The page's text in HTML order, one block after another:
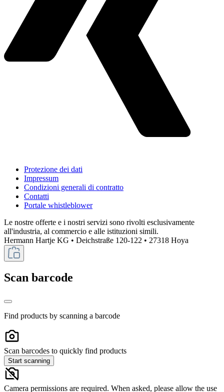
Protezione dei dati
Impressum
Condizioni generali di contratto
Contatti
Portale whistleblower
Le nostre offerte e i nostri servizi sono rivolti esclusivamente
all'industria, al commercio e alle istituzioni simili.
Hermann Hartje KG • Deichstraße 120-122 • 27318 Hoya
Scan barcode
Find products by scanning a barcode
Scan barcodes to quickly find products
Start scanning
Camera permissions are required. When asked, please allow the use